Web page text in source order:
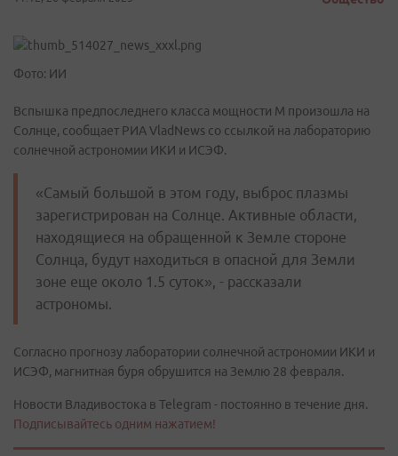
Фото: ИИ
Вспышка предпоследнего класса мощности М произошла на
Солнце, сообщает РИА VladNews со ссылкой на лабораторию
солнечной астрономии ИКИ и ИСЭФ.
«Самый большой в этом году, выброс плазмы
зарегистрирован на Солнце. Активные области,
находящиеся на обращенной к Земле стороне
Солнца, будут находиться в опасной для Земли
зоне еще около 1.5 суток», - рассказали
астрономы.
Согласно прогнозу лаборатории солнечной астрономии ИКИ и
ИСЭФ, магнитная буря обрушится на Землю 28 февраля.
Новости Владивостока в Telegram - постоянно в течение дня.
Подписывайтесь одним нажатием!